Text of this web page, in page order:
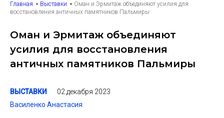
Главная Выставки
Оман и Эрмитаж объединяют усилия для
восстановления античных памятников Пальмиры
Оман и Эрмитаж объединяют
усилия для восстановления
античных памятников Пальмиры
ВЫСТАВКИ
02 декабря 2023
Василенко Анастасия